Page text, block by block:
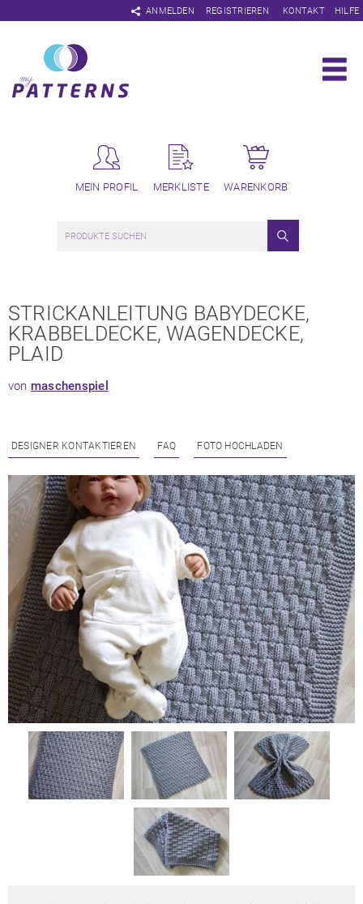
ANMELDEN
Navigation
überspringen
REGISTRIEREN KONTAKT HILFE
MEIN PROFIL MERKLISTE WARENKORB
STRICKANLEITUNG BABYDECKE,
KRABBELDECKE, WAGENDECKE,
PLAID
von maschenspiel
DESIGNER KONTAKTIEREN FAQ FOTO HOCHLADEN